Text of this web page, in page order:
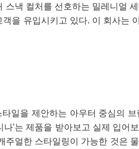
낵 컬처를 선호하는 밀레니얼
객을 유입시키고 있다. 이 회사는
일을 제안하는 아우터 중심의
'는 제품을 받아보고 실제 입
얼한 스타일링이 가능한 것은